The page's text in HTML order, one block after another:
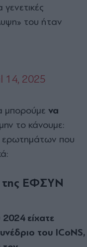
του ήταν
14, 2025
μπορούμε να
το κάνουμε:
ερωτημάτων που
της ΕΦΣΥΝ
είχατε
του ICoNS,